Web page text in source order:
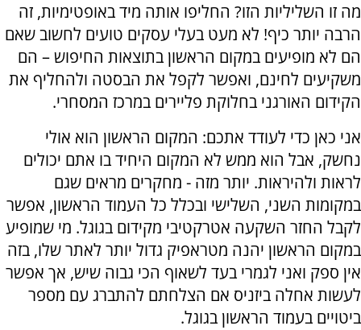
מה זו השליליות הזו? החליפו אותה מיד באופטימיות, זה
הרבה יותר כיף! לא מעט בעלי עסקים טועים לחשוב שאם
הם לא מופיעים במקום הראשון בתוצאות החיפוש – הם
משקיעים לחינם, ואפשר לקפל את הבסטה ולהחליף את
הקידום האורגני בחלוקת פליירים במרכז המסחרי.
אני כאן כדי לעודד אתכם: המקום הראשון הוא אולי
נחשק, אבל הוא ממש לא המקום היחיד בו אתם יכולים
לראות ולהיראות. יותר מזה - מחקרים מראים שגם
במקומות השני, השלישי ובכלל כל העמוד הראשון, אפשר
לקבל החזר השקעה אטרקטיבי מקידום בגוגל. מי שמופיע
במקום הראשון יהנה מטראפיק גדול יותר לאתר שלו, בזה
אין ספק ואני לגמרי בעד לשאוף הכי גבוה שיש, אך אפשר
לעשות אחלה ביזניס אם הצלחתם להתברג עם מספר
ביטויים בעמוד הראשון בגוגל.